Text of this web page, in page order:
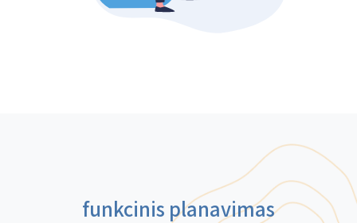
funkcinis planavimas